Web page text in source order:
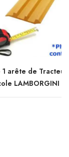
arête de Tracteur
LAMBORGINI